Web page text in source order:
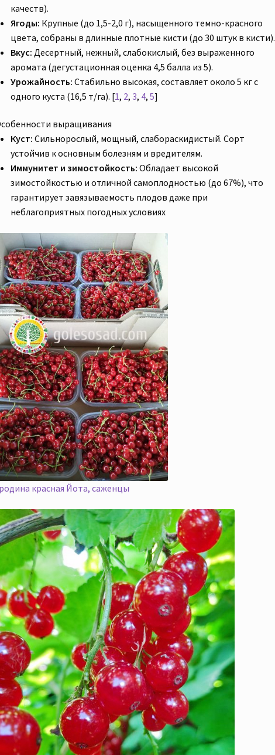
качеств).
Ягоды: Крупные (до 1,5-2,0 г), насыщенного темно-красного
цвета, собраны в длинные плотные кисти (до 30 штук в кисти).
Вкус: Десертный, нежный, слабокислый, без выраженного
аромата (дегустационная оценка 4,5 балла из 5).
Урожайность: Стабильно высокая, составляет около 5 кг с
одного куста (16,5 т/га). [1, 2, 3, 4, 5]
выращивания
Куст: Сильнорослый, мощный, слабораскидистый. Сорт
устойчив к основным болезням и вредителям.
Иммунитет и зимостойкость: Обладает высокой
зимостойкостью и отличной самоплодностью (до 67%), что
гарантирует завязываемость плодов даже при
неблагоприятных погодных условиях
красная Йота, саженцы